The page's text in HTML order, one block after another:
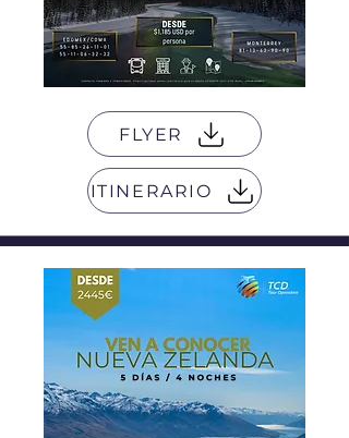
FLYER
ITINERARIO